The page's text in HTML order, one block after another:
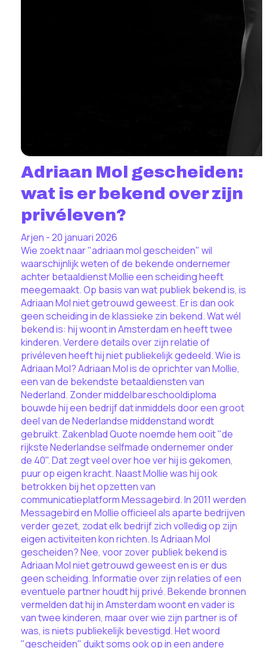
Adriaan Mol gescheiden:
wat is er bekend over zijn
privéleven?
Arjen - 20 januari 2026
Wie zoekt naar "adriaan mol gescheiden" wil
waarschijnlijk weten of de bekende ondernemer
achter betaaldienst Mollie een scheiding heeft
meegemaakt. Op basis van wat publiek bekend is, is
Adriaan Mol niet getrouwd geweest. Er is dan ook
geen scheiding in de klassieke zin bekend. Wat wél
bekend is: hij woont in Amsterdam en heeft twee
kinderen. Verdere details over zijn relatie of
privéleven heeft hij niet publiekelijk gedeeld. Wie is
Adriaan Mol? Adriaan Mol is de oprichter van Mollie,
een van de bekendste betaaldiensten van
Nederland. Zonder middelbareschooldiploma
bouwde hij een bedrijf dat inmiddels door een groot
deel van de Nederlandse middenstand wordt
gebruikt. Zakenblad Quote noemde hem ooit "de
rijkste Nederlandse selfmade ondernemer onder
de 40". Dat zegt veel over hoe ver hij is gekomen,
puur op eigen kracht. Naast Mollie was hij ook
betrokken bij het opzetten van
communicatieplatform Messagebird. In 2011 werden
Messagebird en Mollie officieel als aparte bedrijven
verder gezet, zodat elk bedrijf zich volledig op zijn
eigen activiteiten kon richten. Is Adriaan Mol
gescheiden? Nee, voor zover publiek bekend is
Adriaan Mol niet getrouwd geweest en is er dus
geen scheiding. Informatie over zijn relaties of een
eventuele partner houdt hij privé. Bekende bronnen
vermelden dat hij in Amsterdam woont en vader is
van twee kinderen, maar over wie zijn partner is of
was, is niets publiekelijk bevestigd. Het woord
"gescheiden" duikt soms ook op in een andere